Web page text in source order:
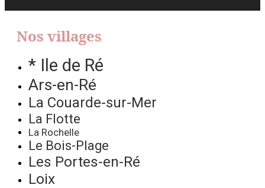
Nos villages
* Ile de Ré
Ars-en-Ré
La Couarde-sur-Mer
La Flotte
La Rochelle
Le Bois-Plage
Les Portes-en-Ré
Loix